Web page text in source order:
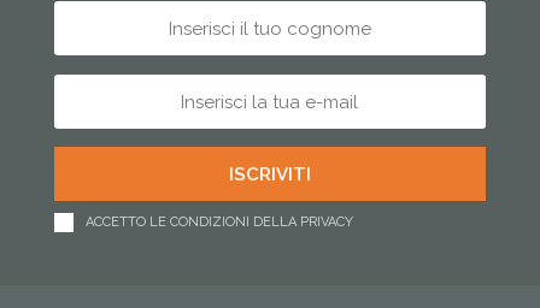
ACCETTO LE CONDIZIONI DELLA PRIVACY